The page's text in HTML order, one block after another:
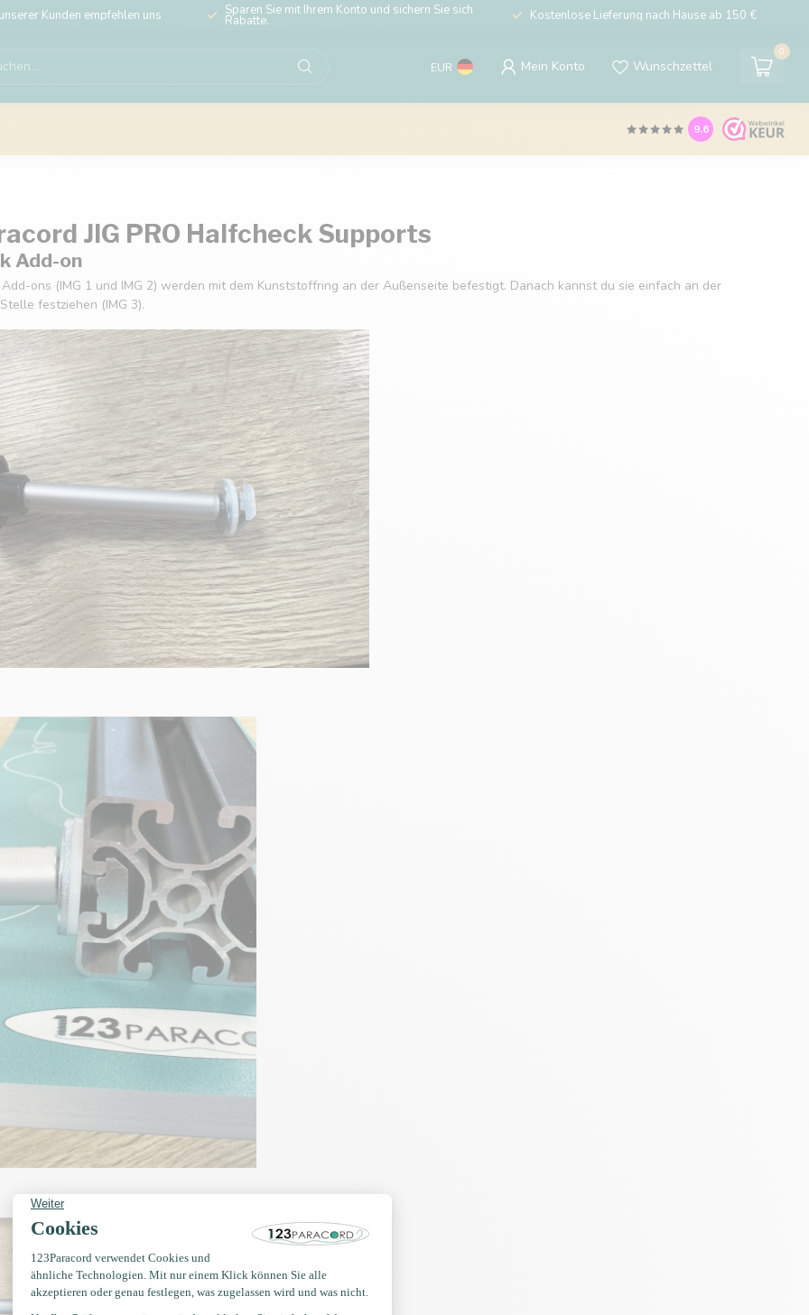
Kunden empfehlen uns Sparen Sie mit Ihrem Konto und sichern Sie sich
Rabatte. Kostenlose Lieferung nach Hause ab 150 €
EUR Mein Konto Wunschzettel
0
9.6
JIG PRO Halfcheck Supports
Add-on
ons (IMG 1 und IMG 2) werden mit dem Kunststoffring an der Außenseite befestigt. Danach kannst du sie einfach an der
festziehen (IMG 3).